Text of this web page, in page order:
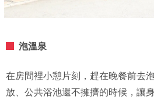
泡溫泉
在房間裡小憩片刻，趕在晚餐前去
放、公共浴池還不擁擠的時候，讓